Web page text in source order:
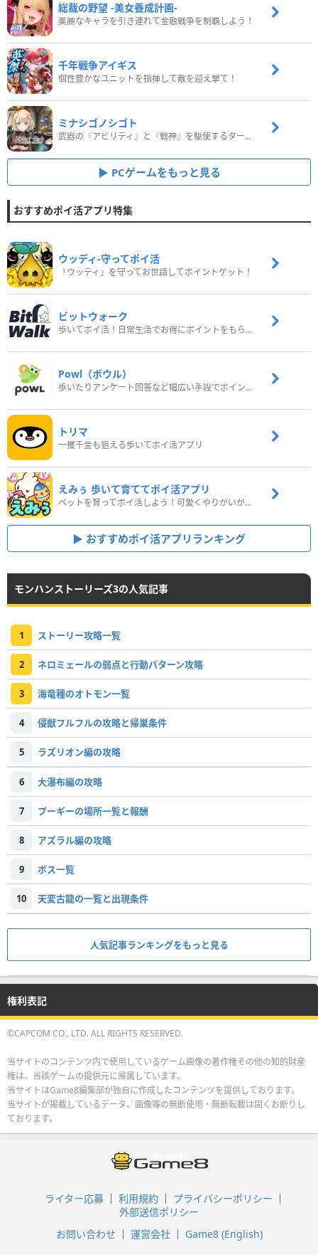
総裁の野望 -美女養成計画-
美麗なキャラを引き連れて金融戦争を制覇しよう！
千年戦争アイギス
個性豊かなユニットを指揮して敵を迎え撃て！
ミナシゴノシゴト
武器の『アビリティ』と『戦神』を駆使するターン制コマンドバトルRPG！
PCゲームをもっと見る
おすすめポイ活アプリ特集
ウッディ‐守ってポイ活
「ウッディ」を守ってお世話してポイントゲット！
ビットウォーク
歩いてポイ活！日常生活でお得にポイントをもらおう
Powl（ポウル）
歩いたりアンケート回答など幅広い手段でポイントをゲット
トリマ
一攫千金も狙える歩いてポイ活アプリ
えみぅ 歩いて育ててポイ活アプリ
ペットを育ってポイ活しよう！可愛くやりがいがある新感覚アプリ
おすすめポイ活アプリランキング
モンハンストーリーズ3の人気記事
1 ストーリー攻略一覧
2 ネロミェールの弱点と行動パターン攻略
3 海竜種のオトモン一覧
4 侵獣フルフルの攻略と帰巣条件
5 ラズリオン編の攻略
6 大瀑布編の攻略
7 プーギーの場所一覧と報酬
8 アズラル編の攻略
9 ボス一覧
10 天変古龍の一覧と出現条件
人気記事ランキングをもっと見る
権利表記
©CAPCOM CO., LTD. ALL RIGHTS RESERVED.
当サイトのコンテンツ内で使用しているゲーム画像の著作権その他の知的財産
権は、当該ゲームの提供元に帰属しています。
当サイトはGame8編集部が独自に作成したコンテンツを提供しております。
当サイトが掲載しているデータ、画像等の無断使用・無断転載は固くお断りし
ております。
ライター応募 利用規約
プライバシーポリシー
外部送信ポリシー
お問い合わせ
運営会社 Game8 (English)